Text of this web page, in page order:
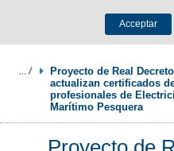
Acceptar
Proyecto de Real
actualizan certificados
profesionales de
Marítimo Pesquera